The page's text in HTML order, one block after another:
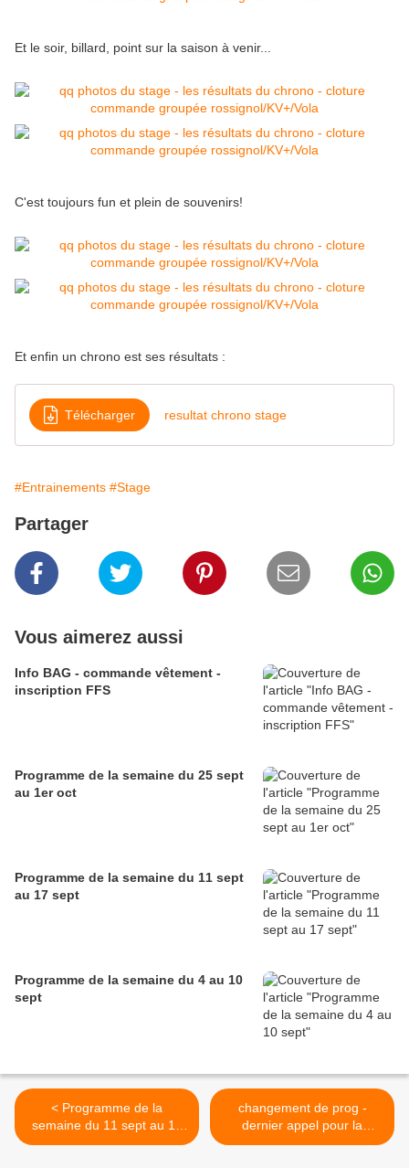
Et le soir, billard, point sur la saison à venir...
C'est toujours fun et plein de souvenirs!
Et enfin un chrono est ses résultats :
Télécharger resultat chrono stage
#Entrainements #Stage
Partager
Vous aimerez aussi
Info BAG - commande vêtement -
inscription FFS
Programme de la semaine du 25 sept
au 1er oct
Programme de la semaine du 11 sept
au 17 sept
Programme de la semaine du 4 au 10
sept
< Programme de la
semaine du 11 sept au 17
sept
changement de prog -
dernier appel pour la
commande KV+, Rossignol